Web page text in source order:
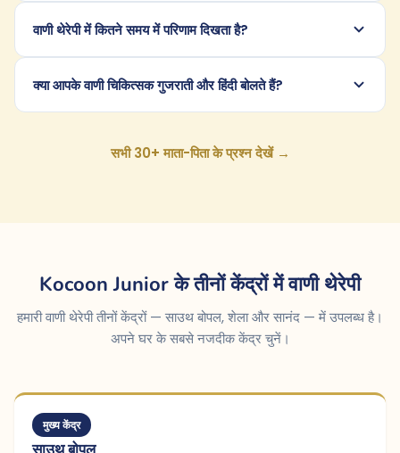
वाणी थेरेपी में कितने समय में परिणाम दिखता है?
क्या आपके वाणी चिकित्सक गुजराती और हिंदी बोलते हैं?
सभी 30+ माता-पिता के प्रश्न देखें →
Kocoon Junior के तीनों केंद्रों में वाणी थेरेपी
हमारी वाणी थेरेपी तीनों केंद्रों — साउथ बोपल, शेला और सानंद — में उपलब्ध है।
अपने घर के सबसे नजदीक केंद्र चुनें।
मुख्य केंद्र